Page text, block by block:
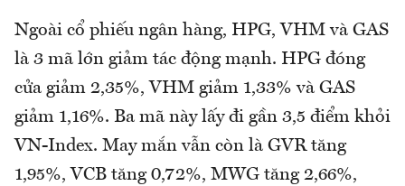
Ngoài cổ phiếu ngân hàng, HPG, VHM và GAS
là 3 mã lớn giảm tác động mạnh. HPG đóng
cửa giảm 2,35%, VHM giảm 1,33% và GAS
giảm 1,16%. Ba mã này lấy đi gần 3,5 điểm khỏi
VN-Index. May mắn vẫn còn là GVR tăng
1,95%, VCB tăng 0,72%, MWG tăng 2,66%,